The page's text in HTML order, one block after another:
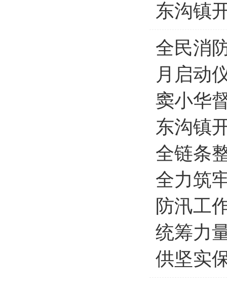
东沟镇
全民消
月启动
窦小华
东沟镇
全链条
全力筑
防汛工
统筹力
供坚实